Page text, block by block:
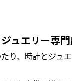
ュエリー専門
り、時計とジュ